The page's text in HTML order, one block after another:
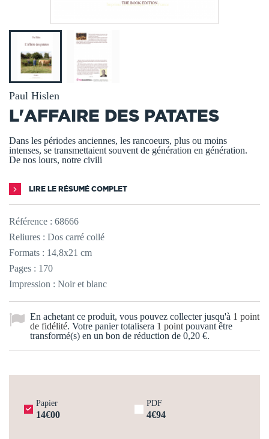
Paul Hislen
L'AFFAIRE DES PATATES
Dans les périodes anciennes, les rancoeurs, plus ou moins
intenses, se transmettaient souvent de génération en génération.
De nos lours, notre civili
LIRE LE RÉSUMÉ COMPLET
Référence : 68666
Reliures : Dos carré collé
Formats : 14,8x21 cm
Pages : 170
Impression : Noir et blanc
En achetant ce produit, vous pouvez collecter jusqu'à 1 point
de fidélité. Votre panier totalisera 1 point pouvant être
transformé(s) en un bon de réduction de 0,20 €.
Papier
14€00
PDF
4€94